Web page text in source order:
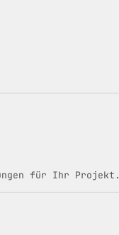
für Ihr Projekt.